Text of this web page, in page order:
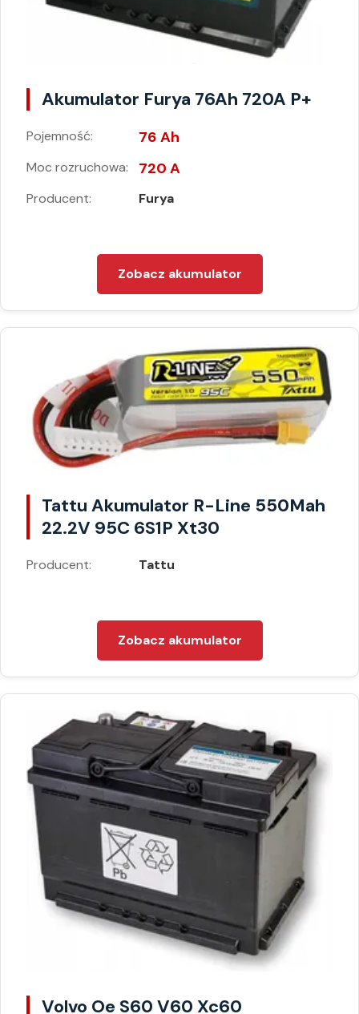
Akumulator Furya 76Ah 720A P+
Pojemność: 76 Ah
Moc rozruchowa: 720 A
Producent: Furya
Zobacz akumulator
Tattu Akumulator R-Line 550Mah
22.2V 95C 6S1P Xt30
Producent: Tattu
Zobacz akumulator
Volvo Oe S60 V60 Xc60